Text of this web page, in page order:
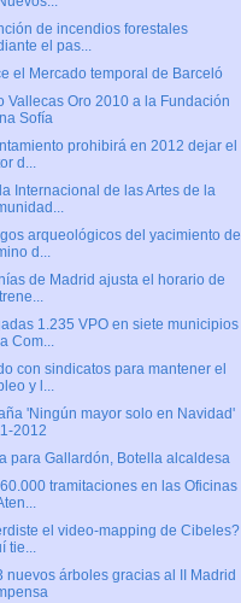
de incendios forestales
el pas...
el Mercado temporal de Barceló
Vallecas Oro 2010 a la Fundación
Sofía
prohibirá en 2012 dejar el
d...
Internacional de las Artes de la
arqueológicos del yacimiento de
d...
de Madrid ajusta el horario de
1.235 VPO en siete municipios
Com...
con sindicatos para mantener el
y l...
'Ningún mayor solo en Navidad'
2012
para Gallardón, Botella alcaldesa
tramitaciones en las Oficinas
el video-mapping de Cibeles?
tie...
nuevos árboles gracias al II Madrid